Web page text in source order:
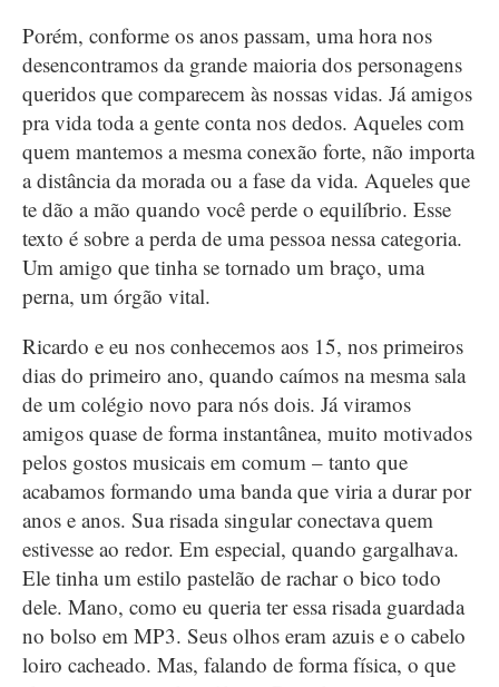
Porém, conforme os anos passam, uma hora nos
desencontramos da grande maioria dos personagens
queridos que comparecem às nossas vidas. Já amigos
pra vida toda a gente conta nos dedos. Aqueles com
quem mantemos a mesma conexão forte, não importa
a distância da morada ou a fase da vida. Aqueles que
te dão a mão quando você perde o equilíbrio. Esse
texto é sobre a perda de uma pessoa nessa categoria.
Um amigo que tinha se tornado um braço, uma
perna, um órgão vital.
Ricardo e eu nos conhecemos aos 15, nos primeiros
dias do primeiro ano, quando caímos na mesma sala
de um colégio novo para nós dois. Já viramos
amigos quase de forma instantânea, muito motivados
pelos gostos musicais em comum – tanto que
acabamos formando uma banda que viria a durar por
anos e anos. Sua risada singular conectava quem
estivesse ao redor. Em especial, quando gargalhava.
Ele tinha um estilo pastelão de rachar o bico todo
dele. Mano, como eu queria ter essa risada guardada
no bolso em MP3. Seus olhos eram azuis e o cabelo
loiro cacheado. Mas, falando de forma física, o que